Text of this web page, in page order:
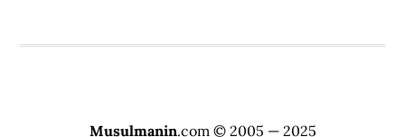
Musulmanin.com © 2005 — 2025